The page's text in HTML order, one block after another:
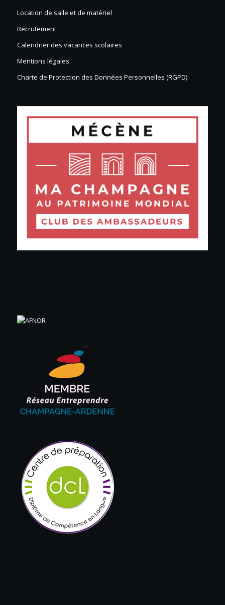
Location de salle et de matériel
Recrutement
Calendrier des vacances scolaires
Mentions légales
Charte de Protection des Données Personnelles (RGPD)